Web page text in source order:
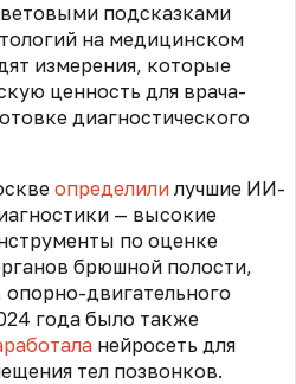
подсказками
на медицинском
измерения, которые
ценность для врача-
диагностического
определили лучшие ИИ-
— высокие
по оценке
брюшной полости,
двигательного
года было также
нейросеть для
тел позвонков.